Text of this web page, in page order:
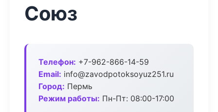
Союз
Телефон: +7-962-866-14-59
Email: info@zavodpotoksoyuz251.ru
Город: Пермь
Режим работы: Пн-Пт: 08:00-17:00